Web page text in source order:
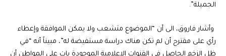
الجميلة”.
وأشار فاروق، الى أن “الموضوع متشعب ولا يمكن الموافقة وإعطاء
رأي على مقترح أن لم تكن هناك دراسة مستفيضة له”، مبيناً أنه “في
ظل الزخم الحاصل في القنوات الاعلامية الموجودة بات على المواطن أن